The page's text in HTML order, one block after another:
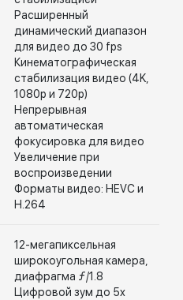
Расширенный
динамический диапазон
для видео до 30 fps
Кинематографическая
стабилизация видео (4K,
1080p и 720p)
Непрерывная
автоматическая
фокусировка для видео
Увеличение при
воспроизведении
Форматы видео: HEVC и
H.264
12-мегапиксельная
широкоугольная камера,
диафрагма ƒ/1.8
Цифровой зум до 5x